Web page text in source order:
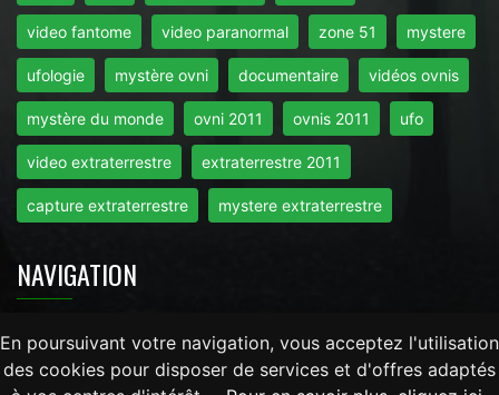
En poursuivant votre navigation, vous acceptez l'utilisation
des cookies pour disposer de services et d'offres adaptés
video fantome video paranormal zone 51 mystere
ufologie mystère ovni documentaire vidéos ovnis
mystère du monde ovni 2011 ovnis 2011 ufo
video extraterrestre extraterrestre 2011
capture extraterrestre mystere extraterrestre
NAVIGATION